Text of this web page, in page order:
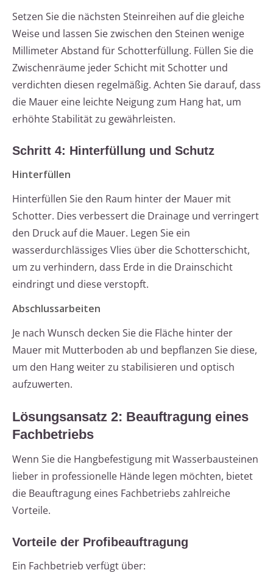
Setzen Sie die nächsten Steinreihen auf die gleiche
Weise und lassen Sie zwischen den Steinen wenige
Millimeter Abstand für Schotterfüllung. Füllen Sie die
Zwischenräume jeder Schicht mit Schotter und
verdichten diesen regelmäßig. Achten Sie darauf, dass
die Mauer eine leichte Neigung zum Hang hat, um
erhöhte Stabilität zu gewährleisten.
Schritt 4: Hinterfüllung und Schutz
Hinterfüllen
Hinterfüllen Sie den Raum hinter der Mauer mit
Schotter. Dies verbessert die Drainage und verringert
den Druck auf die Mauer. Legen Sie ein
wasserdurchlässiges Vlies über die Schotterschicht,
um zu verhindern, dass Erde in die Drainschicht
eindringt und diese verstopft.
Abschlussarbeiten
Je nach Wunsch decken Sie die Fläche hinter der
Mauer mit Mutterboden ab und bepflanzen Sie diese,
um den Hang weiter zu stabilisieren und optisch
aufzuwerten.
Lösungsansatz 2: Beauftragung eines
Fachbetriebs
Wenn Sie die Hangbefestigung mit Wasserbausteinen
lieber in professionelle Hände legen möchten, bietet
die Beauftragung eines Fachbetriebs zahlreiche
Vorteile.
Vorteile der Profibeauftragung
Ein Fachbetrieb verfügt über: